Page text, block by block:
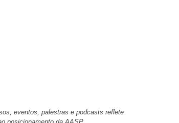
eventos, palestras e podcasts reflete